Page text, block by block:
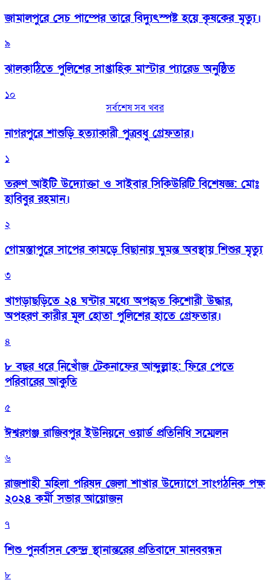
জামালপুরে সেচ পাম্পের তারে বিদ্যুৎস্পষ্ট হয়ে কৃষকের মৃত্যু।
৯
‎ঝালকাঠিতে পুলিশের সাপ্তাহিক মাস্টার প্যারেড অনুষ্ঠিত
১০
সর্বশেষ সব খবর
নাগরপুরে শাশুড়ি হত্যাকারী পুত্রবধু গ্রেফতার।
১
তরুণ আইটি উদ্যোক্তা ও সাইবার সিকিউরিটি বিশেষজ্ঞ: মোঃ
হাবিবুর রহমান।
২
গোমস্তাপুরে সাপের কামড়ে বিছানায় ঘুমন্ত অবস্থায় শিশুর মৃত্যু
৩
খাগড়াছড়িতে ২৪ ঘন্টার মধ্যে অপহৃত কিশোরী উদ্ধার,
অপহরণ কারীর মূল হোতা পুলিশের হাতে গ্রেফতার।
৪
৮ বছর ধরে নিখোঁজ টেকনাফের আব্দুল্লাহ: ফিরে পেতে
পরিবারের আকুতি
৫
ঈশ্বরগঞ্জ রাজিবপুর ইউনিয়নে ওয়ার্ড প্রতিনিধি সম্মেলন
৬
রাজশাহী মহিলা পরিষদ জেলা শাখার উদ্যোগে সাংগঠনিক পক্ষ
২০২৪ কর্মী সভার আয়োজন
৭
শিশু পুনর্বাসন কেন্দ্র স্থানান্তরের প্রতিবাদে মানববন্ধন
৮